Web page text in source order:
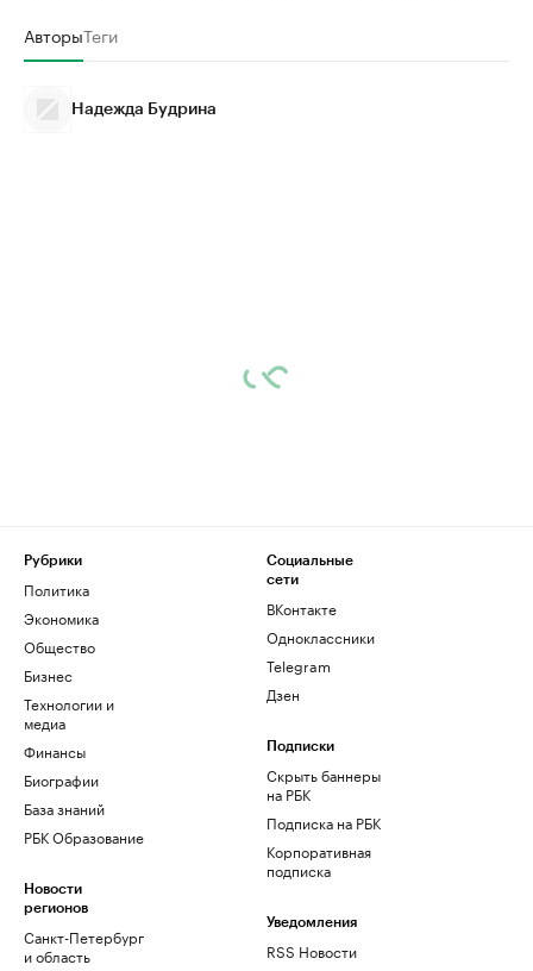
АвторыТеги
Надежда Будрина
Рубрики
Политика
Экономика
Общество
Бизнес
Технологии и
медиа
Финансы
Биографии
База знаний
РБК Образование
Новости
регионов
Санкт-Петербург
и область
Социальные
сети
ВКонтакте
Одноклассники
Telegram
Дзен
Подписки
Скрыть баннеры
на РБК
Подписка на РБК
Корпоративная
подписка
Уведомления
RSS Новости